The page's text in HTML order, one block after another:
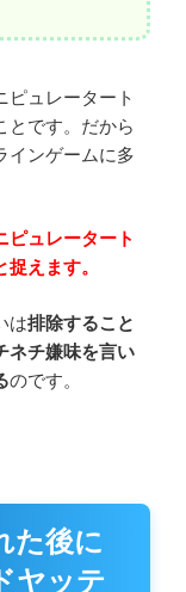
ピュレータート
とです。だから
インゲームに多
ピュレータート
えます。
は排除すること
ネチ嫌味を言い
のです。
た後に
ヤッテ